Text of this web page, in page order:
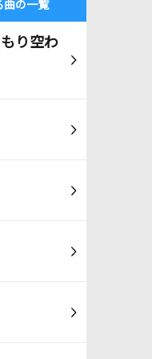
曲の一覧
り空わ